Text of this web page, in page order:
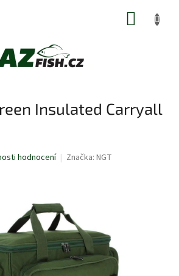
Insulated Carryall
hodnocení Značka: NGT